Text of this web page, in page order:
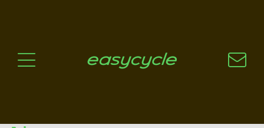
Les choix technologiques